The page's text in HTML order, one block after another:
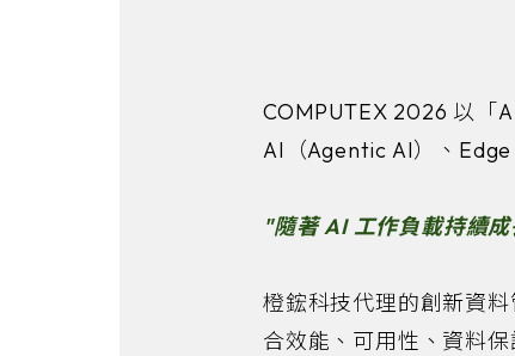
COMPUTEX 2026 以「
AI（Agentic AI）、
"隨著 AI 工作負載持續
橙鋐科技代理的創新資
合效能、可用性、資料保